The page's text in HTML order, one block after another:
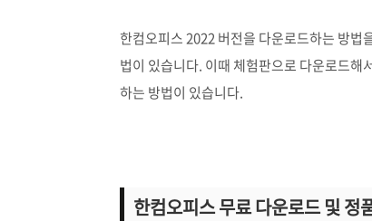
한컴오피스 2022 버전을 다운로드하는 방법
법이 있습니다. 이때 체험판으로 다운로드해
하는 방법이 있습니다.
한컴오피스 무료 다운로드 및 정